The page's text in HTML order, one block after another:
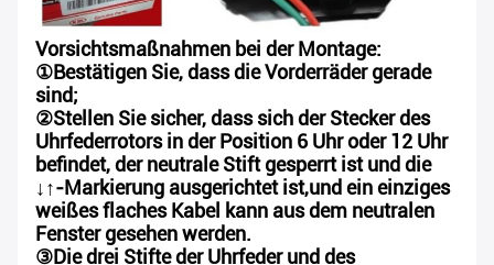
Vorsichtsmaßnahmen bei der Montage:
①Bestätigen Sie, dass die Vorderräder gerade
sind;
②Stellen Sie sicher, dass sich der Stecker des
Uhrfederrotors in der Position 6 Uhr oder 12 Uhr
befindet, der neutrale Stift gesperrt ist und die
↓↑-Markierung ausgerichtet ist,und ein einziges
weißes flaches Kabel kann aus dem neutralen
Fenster gesehen werden.
③Die drei Stifte der Uhrfeder und des